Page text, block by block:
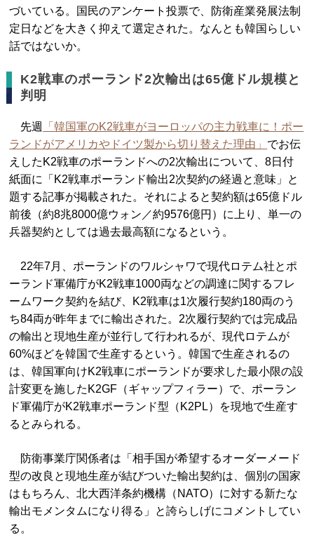
づいている。国民のアンケート投票で、防衛産業発展法制
定日などを大きく抑えて選定された。なんとも韓国らしい
話ではないか。
K2戦車のポーランド2次輸出は65億ドル規模と
判明
先週
「韓国軍のK2戦車がヨーロッパの主力戦車に！ポー
ランドがアメリカやドイツ製から切り替えた理由」 でお伝
えしたK2戦車のポーランドへの2次輸出について、8日付
紙面に「K2戦車ポーランド輸出2次契約の経過と意味」と
題する記事が掲載された。それによると契約額は65億ドル
前後（約8兆8000億ウォン／約9576億円）に上り、単一の
兵器契約としては過去最高額になるという。
22年7月、ポーランドのワルシャワで現代ロテム社とポ
ーランド軍備庁がK2戦車1000両などの調達に関するフレ
ームワーク契約を結び、K2戦車は1次履行契約180両のう
ち84両が昨年までに輸出された。2次履行契約では完成品
の輸出と現地生産が並行して行われるが、現代ロテムが
60%ほどを韓国で生産するという。韓国で生産されるの
は、韓国軍向けK2戦車にポーランドが要求した最小限の設
計変更を施したK2GF（ギャップフィラー）で、ポーラン
ド軍備庁がK2戦車ポーランド型（K2PL）を現地で生産す
るとみられる。
防衛事業庁関係者は「相手国が希望するオーダーメード
型の改良と現地生産が結びついた輸出契約は、個別の国家
はもちろん、北大西洋条約機構（NATO）に対する新たな
輸出モメンタムになり得る」と誇らしげにコメントしてい
る。